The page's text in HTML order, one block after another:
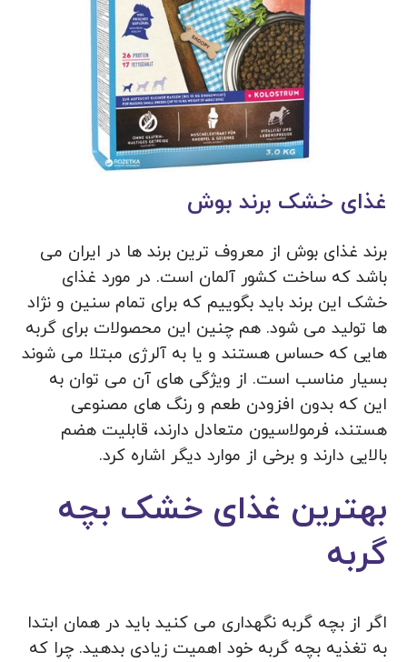
غذای خشک برند بوش
برند غذای بوش از معروف ترین برند ها در ایران می
باشد که ساخت کشور آلمان است. در مورد غذای
خشک این برند باید بگوییم که برای تمام سنین و نژاد
ها تولید می ‌شود. هم چنین این محصولات برای گربه
هایی که حساس هستند و یا به آلرژی مبتلا می ‌شوند
بسیار مناسب است. از ویژگی های آن می توان به
این که بدون افزودن طعم و رنگ های مصنوعی
هستند، فرمولاسیون متعادل دارند، قابلیت هضم
بالایی دارند و برخی از موارد دیگر اشاره کرد.
بهترین غذای خشک بچه
گربه
اگر از بچه گربه نگهداری می کنید باید در همان ابتدا
به تغذیه بچه گربه خود اهمیت زیادی بدهید. چرا که